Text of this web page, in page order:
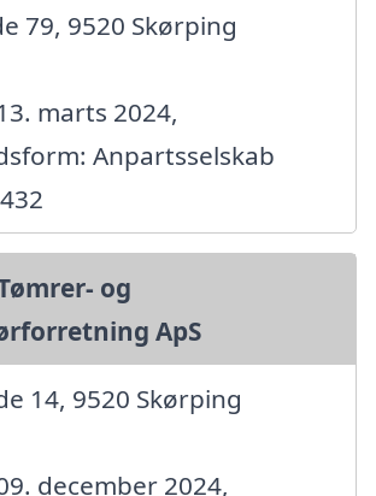
79, 9520 Skørping
marts 2024,
Anpartsselskab
og
ApS
14, 9520 Skørping
december 2024,